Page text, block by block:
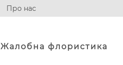
Про нас
Жалобна флористика